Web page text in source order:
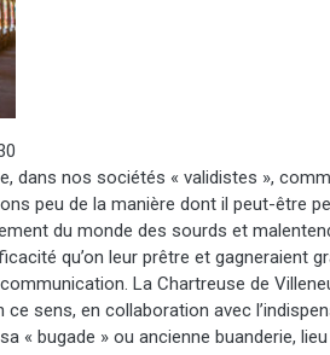
dans nos sociétés « validistes »,
peu de la manière dont il peut-être
du monde des sourds et
qu’on leur prêtre et gagneraient
La Chartreuse de
sens, en collaboration avec
« bugade » ou ancienne buanderie,